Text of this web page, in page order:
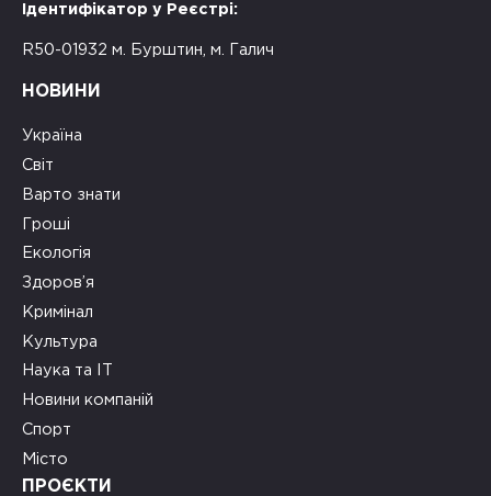
Ідентифікатор у Реєстрі:
R50-01932 м. Бурштин, м. Галич
НОВИНИ
Україна
Світ
Варто знати
Гроші
Екологія
Здоров’я
Кримінал
Культура
Наука та ІТ
Новини компаній
Спорт
Місто
ПРОЄКТИ